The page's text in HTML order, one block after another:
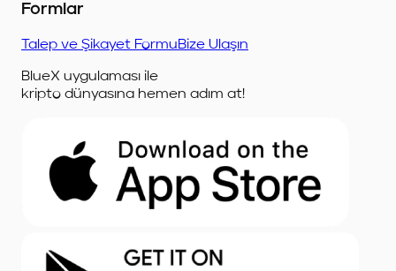
Formlar
Talep ve Şikayet FormuBize Ulaşın
BlueX uygulaması ile
kripto dünyasına hemen adım at!